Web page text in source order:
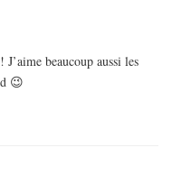
beaucoup aussi les
😉